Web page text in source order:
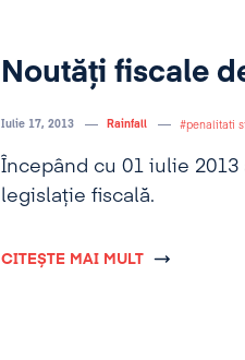
Noutăți fiscale
Iulie 17, 2013 Rainfall penalitati
Începând cu 01 iulie
legislație fiscală.
CITEȘTE MAI MULT